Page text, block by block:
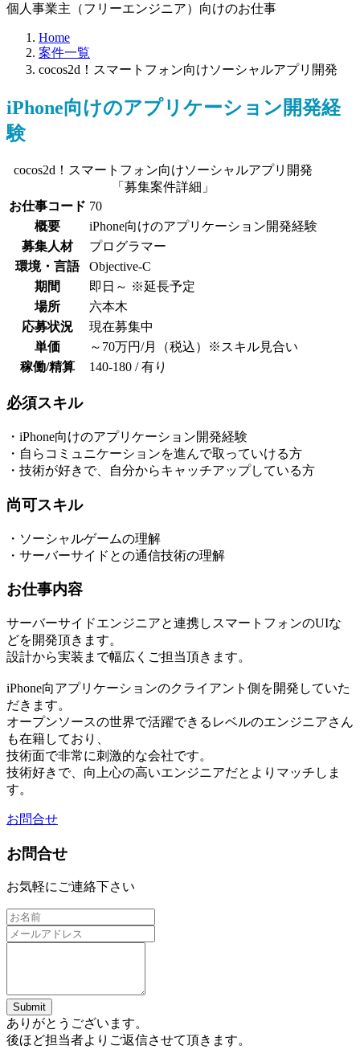
個人事業主（フリーエンジニア）向けのお仕事
Home
案件一覧
cocos2d！スマートフォン向けソーシャルアプリ開発
iPhone向けのアプリケーション開発経
験
cocos2d！スマートフォン向けソーシャルアプリ開発
「募集案件詳細」
お仕事コード 70
概要
iPhone向けのアプリケーション開発経験
募集人材
プログラマー
環境・言語
Objective-C
期間
即日～ ※延長予定
場所
六本木
応募状況
現在募集中
単価
～70万円/月（税込）※スキル見合い
稼働/精算
140-180 / 有り
必須スキル
・iPhone向けのアプリケーション開発経験
・自らコミュニケーションを進んで取っていける方
・技術が好きで、自分からキャッチアップしている方
尚可スキル
・ソーシャルゲームの理解
・サーバーサイドとの通信技術の理解
お仕事内容
サーバーサイドエンジニアと連携しスマートフォンのUIな
どを開発頂きます。
設計から実装まで幅広くご担当頂きます。
iPhone向アプリケーションのクライアント側を開発していた
だきます。
オープンソースの世界で活躍できるレベルのエンジニアさん
も在籍しており、
技術面で非常に刺激的な会社です。
技術好きで、向上心の高いエンジニアだとよりマッチしま
す。
お問合せ
お問合せ
お気軽にご連絡下さい
ありがとうございます。
後ほど担当者よりご返信させて頂きます。